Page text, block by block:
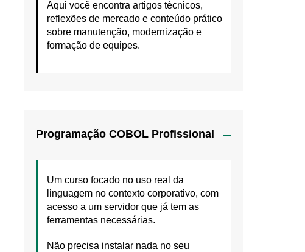
Aqui você encontra artigos técnicos,
reflexões de mercado e conteúdo prático
sobre manutenção, modernização e
formação de equipes.
Programação COBOL Profissional
Um curso focado no uso real da
linguagem no contexto corporativo, com
acesso a um servidor que já tem as
ferramentas necessárias.
Não precisa instalar nada no seu